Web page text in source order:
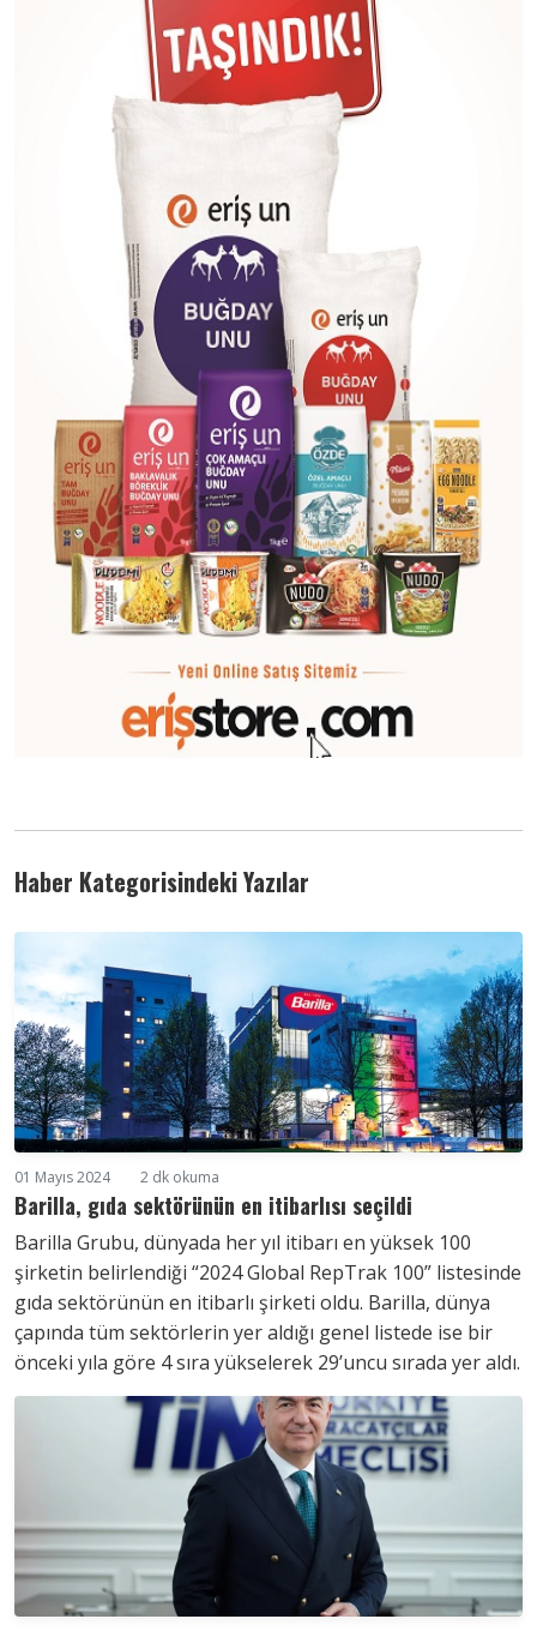
Haber Kategorisindeki Yazılar
01 Mayıs 2024 2 dk okuma
Barilla, gıda sektörünün en itibarlısı seçildi
Barilla Grubu, dünyada her yıl itibarı en yüksek 100
şirketin belirlendiği “2024 Global RepTrak 100” listesinde
gıda sektörünün en itibarlı şirketi oldu. Barilla, dünya
çapında tüm sektörlerin yer aldığı genel listede ise bir
önceki yıla göre 4 sıra yükselerek 29’uncu sırada yer aldı.